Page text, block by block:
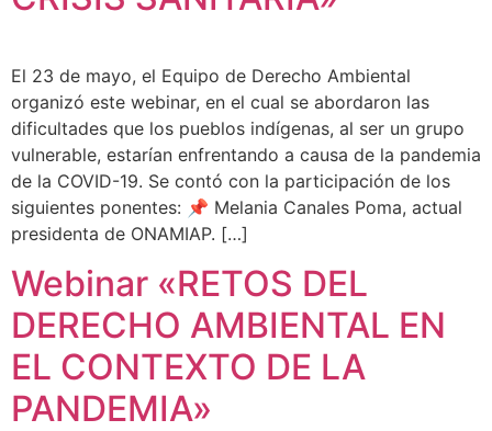
El 23 de mayo, el Equipo de Derecho Ambiental
organizó este webinar, en el cual se abordaron las
dificultades que los pueblos indígenas, al ser un grupo
vulnerable, estarían enfrentando a causa de la pandemia
de la COVID-19. Se contó con la participación de los
siguientes ponentes: 📌 Melania Canales Poma, actual
presidenta de ONAMIAP. […]
Webinar «RETOS DEL
DERECHO AMBIENTAL EN
EL CONTEXTO DE LA
PANDEMIA»